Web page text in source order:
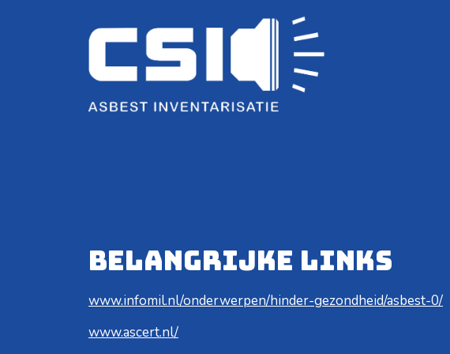
Belangrijke links
www.infomil.nl/onderwerpen/hinder-gezondheid/asbest-0/
www.ascert.nl/